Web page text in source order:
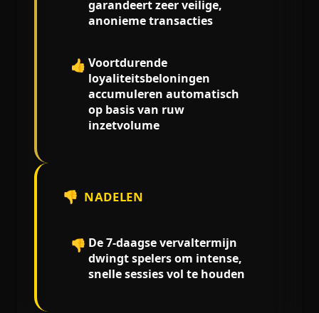
garandeert zeer veilige,
anonieme transacties
👍 Voortdurende
loyaliteitsbeloningen
accumuleren automatisch
op basis van ruw
inzetvolume
👎 NADELEN
👎 De 7-daagse vervaltermijn
dwingt spelers om intense,
snelle sessies vol te houden